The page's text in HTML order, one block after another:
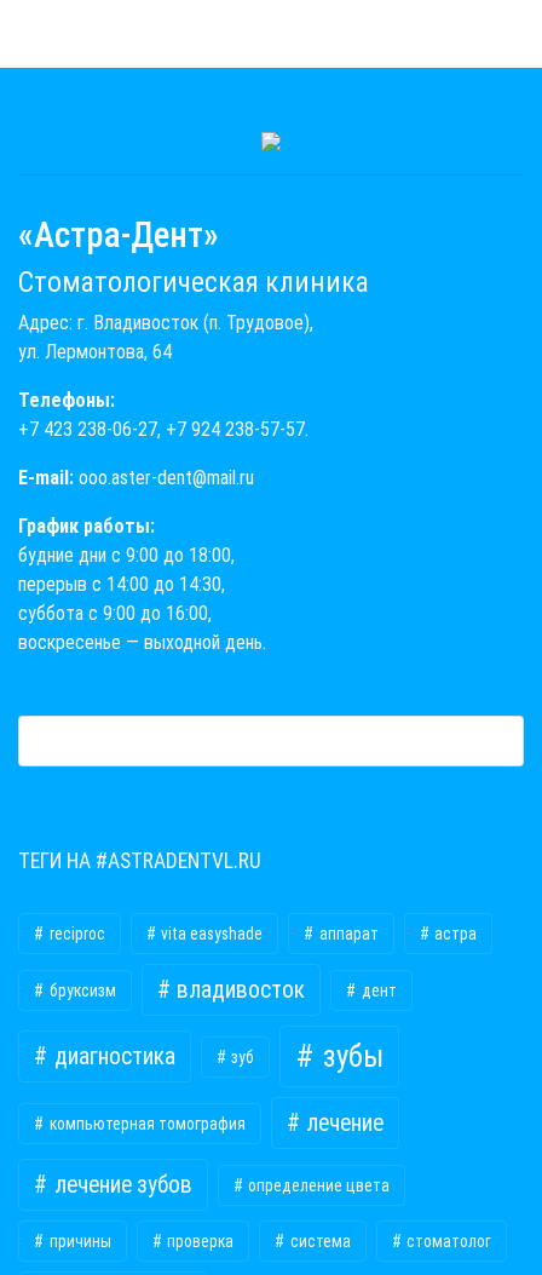
«Астра-Дент»
Стоматологическая клиника
Адрес: г. Владивосток (п. Трудовое),
ул. Лермонтова, 64
Телефоны:
+7 423 238-06-27, +7 924 238-57-57.
E-mail: ooo.aster-dent@mail.ru
График работы:
будние дни с 9:00 до 18:00,
перерыв с 14:00 до 14:30,
суббота с 9:00 до 16:00,
воскресенье — выходной день.
ТЕГИ НА #ASTRADENTVL.RU
reciproc vita easyshade аппарат астра
бруксизм владивосток дент
диагностика зуб зубы
компьютерная томография лечение
лечение зубов определение цвета
причины проверка система стоматолог